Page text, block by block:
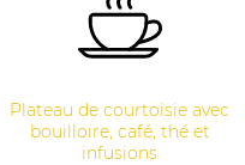
Plateau de courtoisie avec
bouilloire, café, thé et
infusions